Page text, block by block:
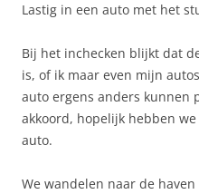
Lastig in een auto met het
Bij het inchecken blijkt dat
is, of ik maar even mijn
auto ergens anders kunnen
akkoord, hopelijk hebben
auto.
We wandelen naar de